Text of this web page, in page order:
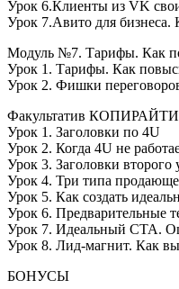
Урок 6.Клиенты из VK
Урок 7.Авито для бизнеса.
Модуль №7. Тарифы. Как
Урок 1. Тарифы. Как
Урок 2. Фишки
Факультатив
Урок 1. Заголовки по 4U
Урок 2. Когда 4U не
Урок 3. Заголовки второго
Урок 4. Три типа
Урок 5. Как создать
Урок 6. Предварительные
Урок 7. Идеальный СТА.
Урок 8. Лид-магнит. Как
БОНУСЫ